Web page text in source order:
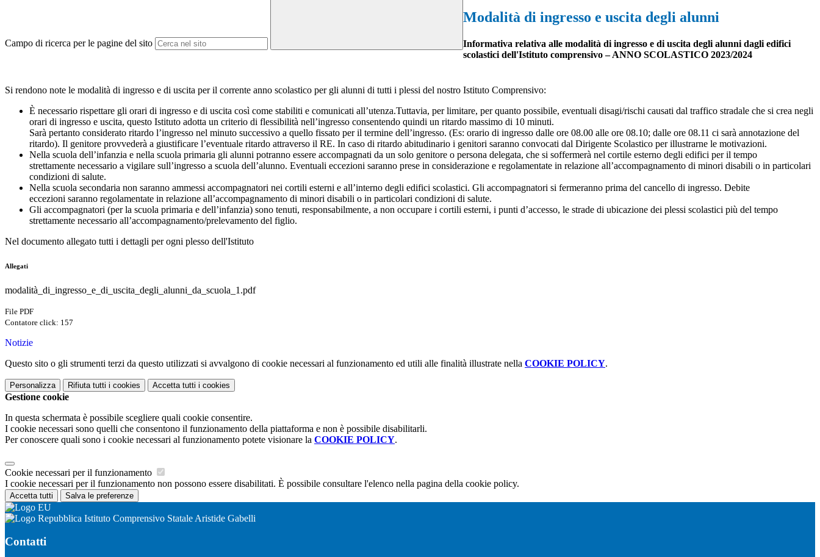
Campo di ricerca per le pagine del sito
Modalità di ingresso e uscita degli alunni
Informativa relativa alle modalità di ingresso e di uscita degli alunni dagli edifici
scolastici dell'Istituto comprensivo – ANNO SCOLASTICO 2023/2024
Si rendono note le modalità di ingresso e di uscita per il corrente anno scolastico per gli alunni di tutti i plessi del nostro Istituto Comprensivo:
È necessario rispettare gli orari di ingresso e di uscita così come stabiliti e comunicati all’utenza.Tuttavia, per limitare, per quanto possibile, eventuali disagi/rischi causati dal traffico stradale che si crea negli
orari di ingresso e uscita, questo Istituto adotta un criterio di flessibilità nell’ingresso consentendo quindi un ritardo massimo di 10 minuti.
Sarà pertanto considerato ritardo l’ingresso nel minuto successivo a quello fissato per il termine dell’ingresso. (Es: orario di ingresso dalle ore 08.00 alle ore 08.10; dalle ore 08.11 ci sarà annotazione del
ritardo). Il genitore provvederà a giustificare l’eventuale ritardo attraverso il RE. In caso di ritardo abitudinario i genitori saranno convocati dal Dirigente Scolastico per illustrarne le motivazioni.
Nella scuola dell’infanzia e nella scuola primaria gli alunni potranno essere accompagnati da un solo genitore o persona delegata, che si soffermerà nel cortile esterno degli edifici per il tempo
strettamente necessario a vigilare sull’ingresso a scuola dell’alunno. Eventuali eccezioni saranno prese in considerazione e regolamentate in relazione all’accompagnamento di minori disabili o in particolari
condizioni di salute.
Nella scuola secondaria non saranno ammessi accompagnatori nei cortili esterni e all’interno degli edifici scolastici. Gli accompagnatori si fermeranno prima del cancello di ingresso. Debite
eccezioni saranno regolamentate in relazione all’accompagnamento di minori disabili o in particolari condizioni di salute.
Gli accompagnatori (per la scuola primaria e dell’infanzia) sono tenuti, responsabilmente, a non occupare i cortili esterni, i punti d’accesso, le strade di ubicazione dei plessi scolastici più del tempo
strettamente necessario all’accompagnamento/prelevamento del figlio.
Nel documento allegato tutti i dettagli per ogni plesso dell'Istituto
Allegati
modalità_di_ingresso_e_di_uscita_degli_alunni_da_scuola_1.pdf
File PDF
Contatore click: 157
Notizie
Questo sito o gli strumenti terzi da questo utilizzati si avvalgono di cookie necessari al funzionamento ed utili alle finalità illustrate nella COOKIE POLICY.
Personalizza Rifiuta tutti i cookies Accetta tutti i cookies
Gestione cookie
In questa schermata è possibile scegliere quali cookie consentire.
I cookie necessari sono quelli che consentono il funzionamento della piattaforma e non è possibile disabilitarli.
Per conoscere quali sono i cookie necessari al funzionamento potete visionare la COOKIE POLICY.
Cookie necessari per il funzionamento
I cookie necessari per il funzionamento non possono essere disabilitati. È possibile consultare l'elenco nella pagina della cookie policy.
Accetta tutti Salva le preferenze
Istituto Comprensivo Statale Aristide Gabelli
Contatti